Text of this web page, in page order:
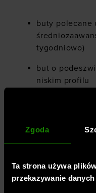
Zgoda
Ta strona używa
przekazywanie
buty polecane
tygodniowo)
but o
niskim profilu
elastyczna i
standardowe
większego